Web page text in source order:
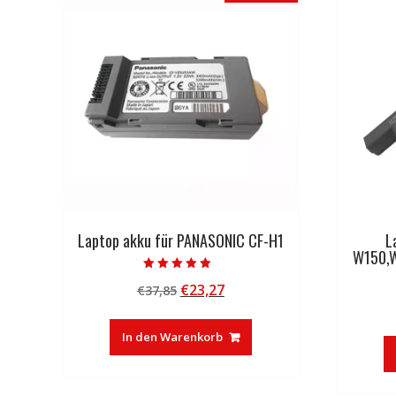
Laptop akku für PANASONIC CF-H1
4.50
von 5
€37,85 Ursprünglicher
war:
€37,85
€23,27Aktueller
ist:
€23,27.
In den Warenkorb